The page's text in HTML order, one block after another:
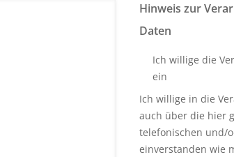
Hinweis zur
Daten
Ich willige die
ein
Ich willige in die
auch über die hier
telefonischen und/
einverstanden wie